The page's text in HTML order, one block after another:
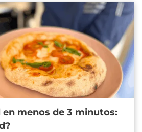
en menos de 3 minutos: